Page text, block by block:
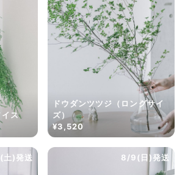
は生き物なので、どうしても色味やサイ
ありますが、できるだけ写真のイメージ
きるように人の目でチェックをしていま
ス
ドウダンツツジ（ロングサイ
ズ）
¥3,520
)発送 8/9(日)発送